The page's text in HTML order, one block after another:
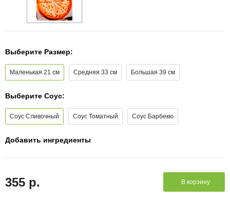
Выберите Размер:
Маленькая 21 см Средняя 33 см Большая 39 см
Выберите Соус:
Соус Сливочный Соус Томатный Соус Барбекю
Добавить ингредиенты
355 р. В корзину